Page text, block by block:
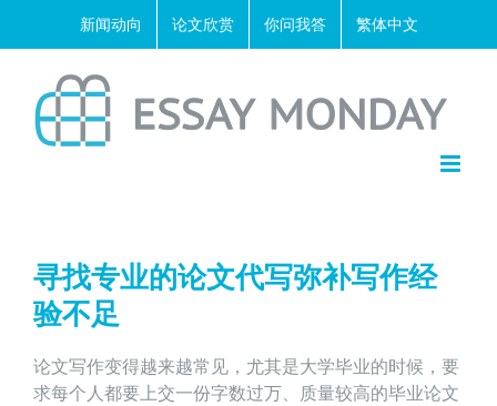
新闻动向 论文欣赏 你问我答 繁体中文
寻找专业的论文代写弥补写作经
验不足
论文写作变得越来越常见，尤其是大学毕业的时候，要
求每个人都要上交一份字数过万、质量较高的毕业论文